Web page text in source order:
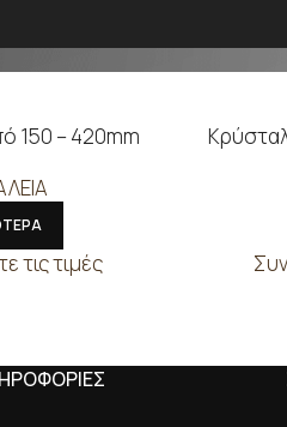
150 – 420mm
τις τιμές